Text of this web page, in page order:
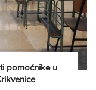
pomoćnike u